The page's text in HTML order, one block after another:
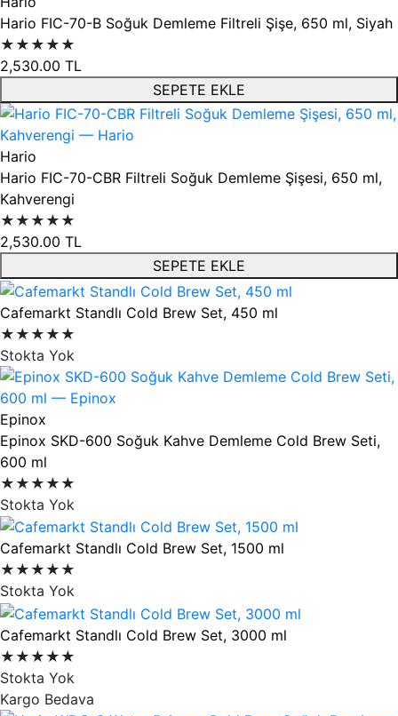
Hario FIC-70-B Soğuk Demleme Filtreli Şişe, 650 ml, Siyah
★★★★★
2,530.00 TL
SEPETE EKLE
Hario
Hario FIC-70-CBR Filtreli Soğuk Demleme Şişesi, 650 ml,
Kahverengi
★★★★★
2,530.00 TL
SEPETE EKLE
Cafemarkt Standlı Cold Brew Set, 450 ml
★★★★★
Stokta Yok
Epinox
Epinox SKD-600 Soğuk Kahve Demleme Cold Brew Seti,
600 ml
★★★★★
Stokta Yok
Cafemarkt Standlı Cold Brew Set, 1500 ml
★★★★★
Stokta Yok
Cafemarkt Standlı Cold Brew Set, 3000 ml
★★★★★
Stokta Yok
Kargo Bedava